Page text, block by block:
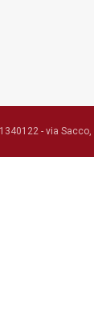
- via